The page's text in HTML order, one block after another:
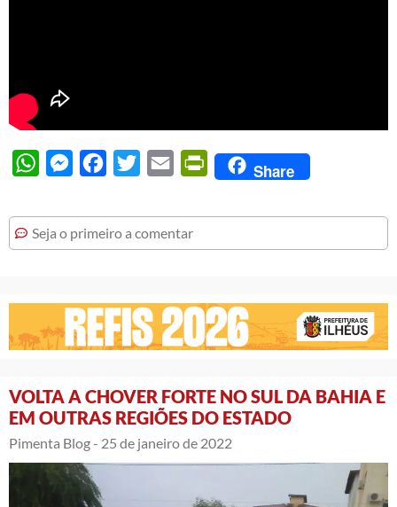
WhatsAppMessengerFacebook
Twitter Email PrintFriendly
Share
Seja o primeiro a comentar
VOLTA A CHOVER FORTE NO SUL DA BAHIA E
EM OUTRAS REGIÕES DO ESTADO
Pimenta Blog - 25 de janeiro de 2022